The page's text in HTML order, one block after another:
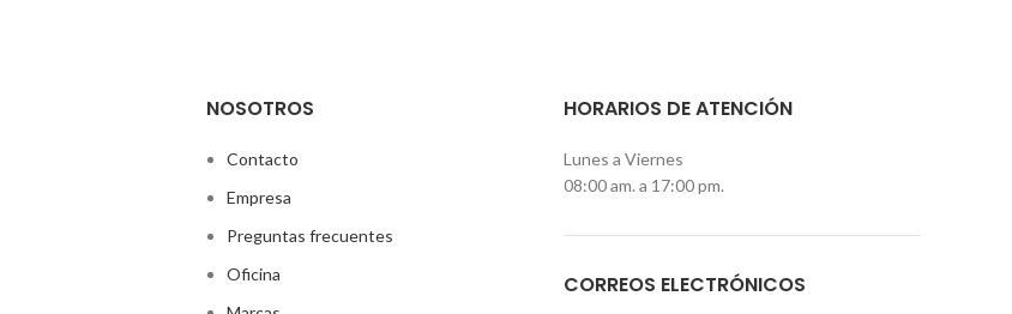
NOSOTROS
Contacto
Empresa
Preguntas frecuentes
Oficina
HORARIOS DE ATENCIÓN
Lunes a Viernes
08:00 am. a 17:00 pm.
CORREOS ELECTRÓNICOS